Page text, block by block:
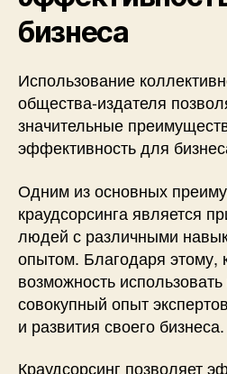
бизнеса
Использование
общества-издателя
значительные
эффективность для
Одним из основных
краудсорсинга является
людей с различными
опытом. Благодаря этому,
возможность
совокупный опыт
и развития своего бизнеса.
Краудсорсинг позволяет